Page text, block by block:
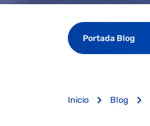
Portada Blog
Inicio Blog